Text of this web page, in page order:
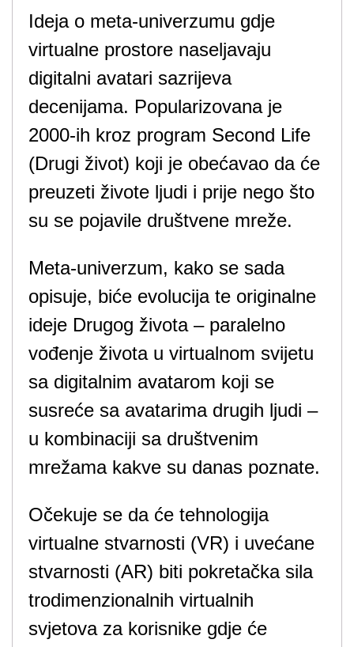
Ideja o meta-univerzumu gdje
virtualne prostore naseljavaju
digitalni avatari sazrijeva
decenijama. Popularizovana je
2000-ih kroz program Second Life
(Drugi život) koji je obećavao da će
preuzeti živote ljudi i prije nego što
su se pojavile društvene mreže.
Meta-univerzum, kako se sada
opisuje, biće evolucija te originalne
ideje Drugog života – paralelno
vođenje života u virtualnom svijetu
sa digitalnim avatarom koji se
susreće sa avatarima drugih ljudi –
u kombinaciji sa društvenim
mrežama kakve su danas poznate.
Očekuje se da će tehnologija
virtualne stvarnosti (VR) i uvećane
stvarnosti (AR) biti pokretačka sila
trodimenzionalnih virtualnih
svjetova za korisnike gdje će